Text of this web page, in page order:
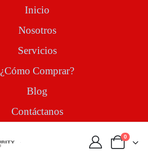
Inicio
Nosotros
Servicios
¿Cómo Comprar?
Blog
Contáctanos
0